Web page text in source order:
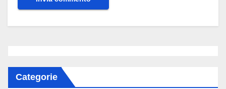
Categorie